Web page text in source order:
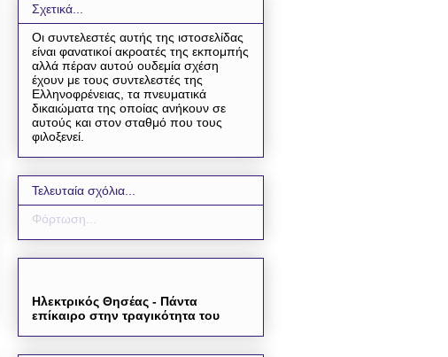
Σχετικά...
Οι συντελεστές αυτής της ιστοσελίδας
είναι φανατικοί ακροατές της εκπομπής
αλλά πέραν αυτού ουδεμία σχέση
έχουν με τους συντελεστές της
Ελληνοφρένειας, τα πνευματικά
δικαιώματα της οποίας ανήκουν σε
αυτούς και στον σταθμό που τους
φιλοξενεί.
Τελευταία σχόλια...
Φόρτωση...
Ηλεκτρικός Θησέας - Πάντα
επίκαιρο στην τραγικότητα του